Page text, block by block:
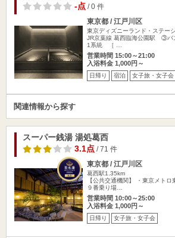
-点/ 0 件
東京都 / 江戸川区
東京ディズニーランド・ステー
JR京葉線 葛西臨海公園駅 ③バ
1系統 ［ …
営業時間 15:00～21:00
入浴料金 1,000円～
日帰り 宿泊 女子旅・女子会
関連情報から探す
スーパー銭湯 湯処葛西
3.1点/ 71 件
東京都 / 江戸川区
葛西駅1.35km
【公共交通機関】 ・東京メト
９番乗り場…
営業時間 10:00～25:00
入浴料金 1,000円～
日帰り 女子旅・女子会